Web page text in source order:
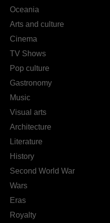
Oceania
Arts and culture
Cinema
TV Shows
Pop culture
Gastronomy
Music
Visual arts
Architecture
Literature
History
Second World War
Wars
Eras
Royalty